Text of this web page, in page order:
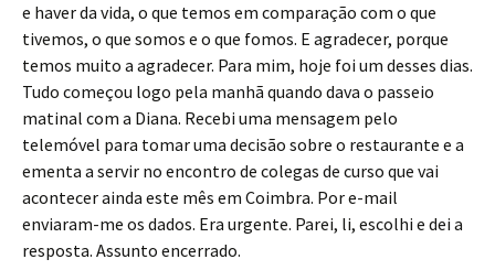
e haver da vida, o que temos em comparação com o que
tivemos, o que somos e o que fomos. E agradecer, porque
temos muito a agradecer. Para mim, hoje foi um desses dias.
Tudo começou logo pela manhã quando dava o passeio
matinal com a Diana. Recebi uma mensagem pelo
telemóvel para tomar uma decisão sobre o restaurante e a
ementa a servir no encontro de colegas de curso que vai
acontecer ainda este mês em Coimbra. Por e-mail
enviaram-me os dados. Era urgente. Parei, li, escolhi e dei a
resposta. Assunto encerrado.